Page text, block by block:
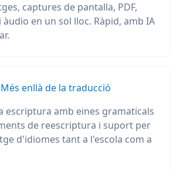
captures de pantalla, PDF,
en un sol lloc. Ràpid, amb IA
Més enllà de la traducció
escriptura amb eines gramaticals
de reescriptura i suport per
d'idiomes tant a l'escola com a